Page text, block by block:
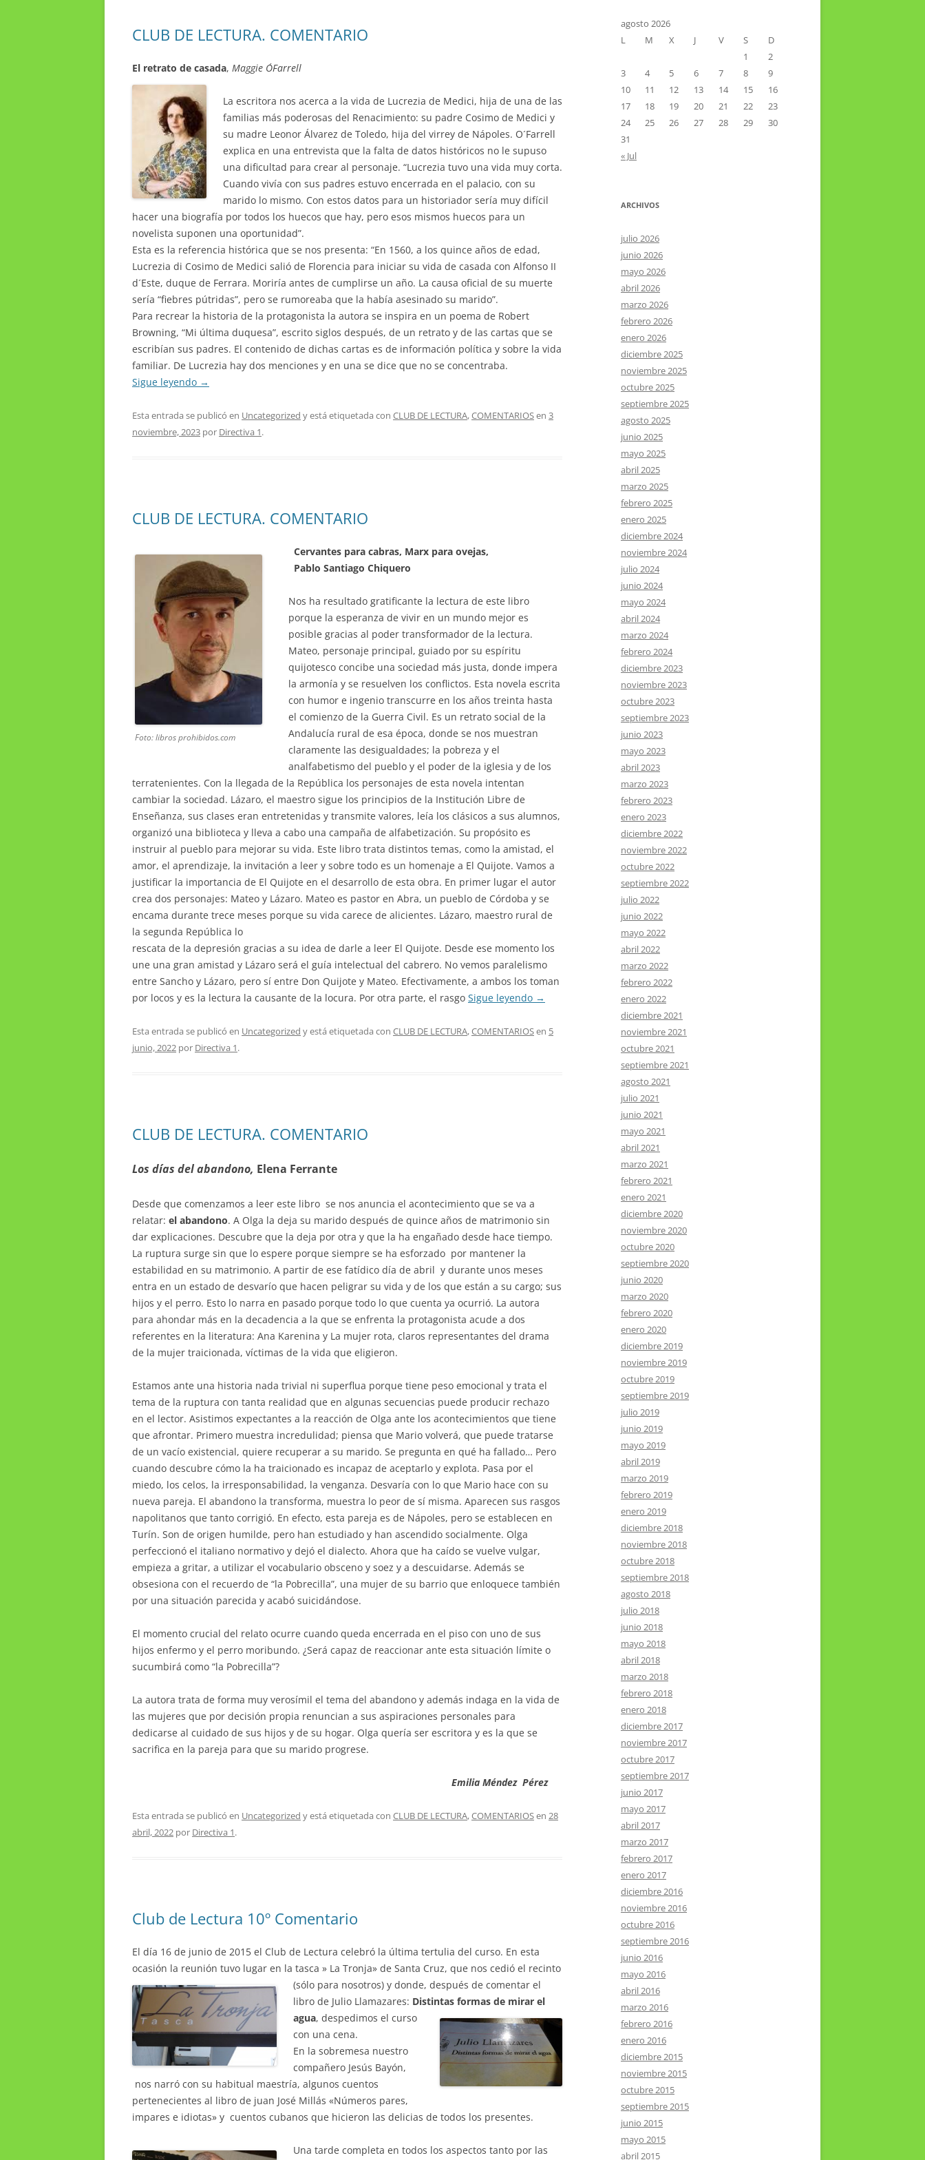
INFORMACIÓN DE VIAJES 2015
INGLÉS
JAVIER HERNÁNDEZ VELÁZQUEZ
CLUB DE LECTURA. COMENTARIO
El retrato de casada, Maggie O´Farrell
La escritora nos acerca a la vida de Lucrezia de Medici, hija de una de las
familias más poderosas del Renacimiento: su padre Cosimo de Medici y
su madre Leonor Álvarez de Toledo, hija del virrey de Nápoles. O´Farrell
explica en una entrevista que la falta de datos históricos no le supuso
una dificultad para crear al personaje. “Lucrezia tuvo una vida muy corta.
Cuando vivía con sus padres estuvo encerrada en el palacio, con su
marido lo mismo. Con estos datos para un historiador sería muy difícil
hacer una biografía por todos los huecos que hay, pero esos mismos huecos para un
novelista suponen una oportunidad”.
Esta es la referencia histórica que se nos presenta: “En 1560, a los quince años de edad,
Lucrezia di Cosimo de Medici salió de Florencia para iniciar su vida de casada con Alfonso II
d´Este, duque de Ferrara. Moriría antes de cumplirse un año. La causa oficial de su muerte
sería “fiebres pútridas”, pero se rumoreaba que la había asesinado su marido”.
Para recrear la historia de la protagonista la autora se inspira en un poema de Robert
Browning, “Mi última duquesa”, escrito siglos después, de un retrato y de las cartas que se
escribían sus padres. El contenido de dichas cartas es de información política y sobre la vida
familiar. De Lucrezia hay dos menciones y en una se dice que no se concentraba.
Sigue leyendo →
Esta entrada se publicó en Uncategorized y está etiquetada con CLUB DE LECTURA,COMENTARIOSen 3
noviembre, 2023 por Directiva 1.
CLUB DE LECTURA. COMENTARIO
Foto: libros prohibidos.com
Cervantes para cabras, Marx para ovejas,
Pablo Santiago Chiquero
Nos ha resultado gratificante la lectura de este libro
porque la esperanza de vivir en un mundo mejor es
posible gracias al poder transformador de la lectura.
Mateo, personaje principal, guiado por su espíritu
quijotesco concibe una sociedad más justa, donde impera
la armonía y se resuelven los conflictos. Esta novela escrita
con humor e ingenio transcurre en los años treinta hasta
el comienzo de la Guerra Civil. Es un retrato social de la
Andalucía rural de esa época, donde se nos muestran
claramente las desigualdades; la pobreza y el
analfabetismo del pueblo y el poder de la iglesia y de los
terratenientes. Con la llegada de la República los personajes de esta novela intentan
cambiar la sociedad. Lázaro, el maestro sigue los principios de la Institución Libre de
Enseñanza, sus clases eran entretenidas y transmite valores, leía los clásicos a sus alumnos,
organizó una biblioteca y lleva a cabo una campaña de alfabetización. Su propósito es
instruir al pueblo para mejorar su vida. Este libro trata distintos temas, como la amistad, el
amor, el aprendizaje, la invitación a leer y sobre todo es un homenaje a El Quijote. Vamos a
justificar la importancia de El Quijote en el desarrollo de esta obra. En primer lugar el autor
crea dos personajes: Mateo y Lázaro. Mateo es pastor en Abra, un pueblo de Córdoba y se
encama durante trece meses porque su vida carece de alicientes. Lázaro, maestro rural de
la segunda República lo
rescata de la depresión gracias a su idea de darle a leer El Quijote. Desde ese momento los
une una gran amistad y Lázaro será el guía intelectual del cabrero. No vemos paralelismo
entre Sancho y Lázaro, pero sí entre Don Quijote y Mateo. Efectivamente, a ambos los toman
por locos y es la lectura la causante de la locura. Por otra parte, el rasgo Sigue leyendo →
Esta entrada se publicó en Uncategorized y está etiquetada con CLUB DE LECTURA,COMENTARIOSen 5
junio, 2022 por Directiva 1.
CLUB DE LECTURA. COMENTARIO
Los días del abandono, Elena Ferrante
Desde que comenzamos a leer este libro se nos anuncia el acontecimiento que se va a
relatar: el abandono. A Olga la deja su marido después de quince años de matrimonio sin
dar explicaciones. Descubre que la deja por otra y que la ha engañado desde hace tiempo.
La ruptura surge sin que lo espere porque siempre se ha esforzado por mantener la
estabilidad en su matrimonio. A partir de ese fatídico día de abril y durante unos meses
entra en un estado de desvarío que hacen peligrar su vida y de los que están a su cargo; sus
hijos y el perro. Esto lo narra en pasado porque todo lo que cuenta ya ocurrió. La autora
para ahondar más en la decadencia a la que se enfrenta la protagonista acude a dos
referentes en la literatura: Ana Karenina y La mujer rota, claros representantes del drama
de la mujer traicionada, víctimas de la vida que eligieron.
Estamos ante una historia nada trivial ni superflua porque tiene peso emocional y trata el
tema de la ruptura con tanta realidad que en algunas secuencias puede producir rechazo
en el lector. Asistimos expectantes a la reacción de Olga ante los acontecimientos que tiene
que afrontar. Primero muestra incredulidad; piensa que Mario volverá, que puede tratarse
de un vacío existencial, quiere recuperar a su marido. Se pregunta en qué ha fallado… Pero
cuando descubre cómo la ha traicionado es incapaz de aceptarlo y explota. Pasa por el
miedo, los celos, la irresponsabilidad, la venganza. Desvaría con lo que Mario hace con su
nueva pareja. El abandono la transforma, muestra lo peor de sí misma. Aparecen sus rasgos
napolitanos que tanto corrigió. En efecto, esta pareja es de Nápoles, pero se establecen en
Turín. Son de origen humilde, pero han estudiado y han ascendido socialmente. Olga
perfeccionó el italiano normativo y dejó el dialecto. Ahora que ha caído se vuelve vulgar,
empieza a gritar, a utilizar el vocabulario obsceno y soez y a descuidarse. Además se
obsesiona con el recuerdo de “la Pobrecilla”, una mujer de su barrio que enloquece también
por una situación parecida y acabó suicidándose.
El momento crucial del relato ocurre cuando queda encerrada en el piso con uno de sus
hijos enfermo y el perro moribundo. ¿Será capaz de reaccionar ante esta situación límite o
sucumbirá como “la Pobrecilla”?
La autora trata de forma muy verosímil el tema del abandono y además indaga en la vida de
las mujeres que por decisión propia renuncian a sus aspiraciones personales para
dedicarse al cuidado de sus hijos y de su hogar. Olga quería ser escritora y es la que se
sacrifica en la pareja para que su marido progrese.
Emilia Méndez Pérez
Esta entrada se publicó en Uncategorized y está etiquetada con CLUB DE LECTURA,COMENTARIOSen 28
abril, 2022 por Directiva 1.
Club de Lectura 10º Comentario
El día 16 de junio de 2015 el Club de Lectura celebró la última tertulia del curso. En esta
ocasión la reunión tuvo lugar en la tasca » La Tronja» de Santa Cruz, que nos cedió el recinto
(sólo para nosotros) y donde, después de comentar el
libro de Julio Llamazares: Distintas formas de mirar el
agua, despedimos el curso
con una cena.
En la sobremesa nuestro
compañero Jesús Bayón,
nos narró con su habitual maestría, algunos cuentos
pertenecientes al libro de juan José Millás «Números pares,
impares e idiotas» y cuentos cubanos que hicieron las delicias de todos los presentes.
Una tarde completa en todos los aspectos tanto por las
agosto 2026
L
M X J V S
D
1
2
3
4 5 6 7 8
9
10
11 12 13 14 15
16
17
18 19 20 21 22
23
24
25 26 27 28 29
30
31
« Jul
ARCHIVOS
julio 2026
junio 2026
mayo 2026
abril 2026
marzo 2026
febrero 2026
enero 2026
diciembre 2025
noviembre 2025
octubre 2025
septiembre 2025
agosto 2025
junio 2025
mayo 2025
abril 2025
marzo 2025
febrero 2025
enero 2025
diciembre 2024
noviembre 2024
julio 2024
junio 2024
mayo 2024
abril 2024
marzo 2024
febrero 2024
diciembre 2023
noviembre 2023
octubre 2023
septiembre 2023
junio 2023
mayo 2023
abril 2023
marzo 2023
febrero 2023
enero 2023
diciembre 2022
noviembre 2022
octubre 2022
septiembre 2022
julio 2022
junio 2022
mayo 2022
abril 2022
marzo 2022
febrero 2022
enero 2022
diciembre 2021
noviembre 2021
octubre 2021
septiembre 2021
agosto 2021
julio 2021
junio 2021
mayo 2021
abril 2021
marzo 2021
febrero 2021
enero 2021
diciembre 2020
noviembre 2020
octubre 2020
septiembre 2020
junio 2020
marzo 2020
febrero 2020
enero 2020
diciembre 2019
noviembre 2019
octubre 2019
septiembre 2019
julio 2019
junio 2019
mayo 2019
abril 2019
marzo 2019
febrero 2019
enero 2019
diciembre 2018
noviembre 2018
octubre 2018
septiembre 2018
agosto 2018
julio 2018
junio 2018
mayo 2018
abril 2018
marzo 2018
febrero 2018
enero 2018
diciembre 2017
noviembre 2017
octubre 2017
septiembre 2017
junio 2017
mayo 2017
abril 2017
marzo 2017
febrero 2017
enero 2017
diciembre 2016
noviembre 2016
octubre 2016
septiembre 2016
junio 2016
mayo 2016
abril 2016
marzo 2016
febrero 2016
enero 2016
diciembre 2015
noviembre 2015
octubre 2015
septiembre 2015
junio 2015
mayo 2015
abril 2015